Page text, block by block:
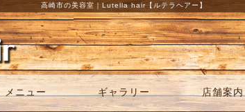
高崎市の美容室｜Lutella hair【ルテラヘアー】
メニュー ギャラリー 店舗案内